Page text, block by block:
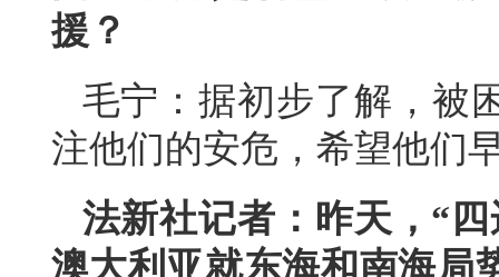
援？
毛宁：据初步了解，被
注他们的安危，希望他们
法新社记者：昨天，“
澳大利亚就东海和南海局